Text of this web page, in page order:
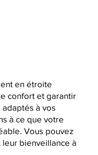
en étroite
confort et garantir
à vos
à ce que votre
Vous pouvez
bienveillance à